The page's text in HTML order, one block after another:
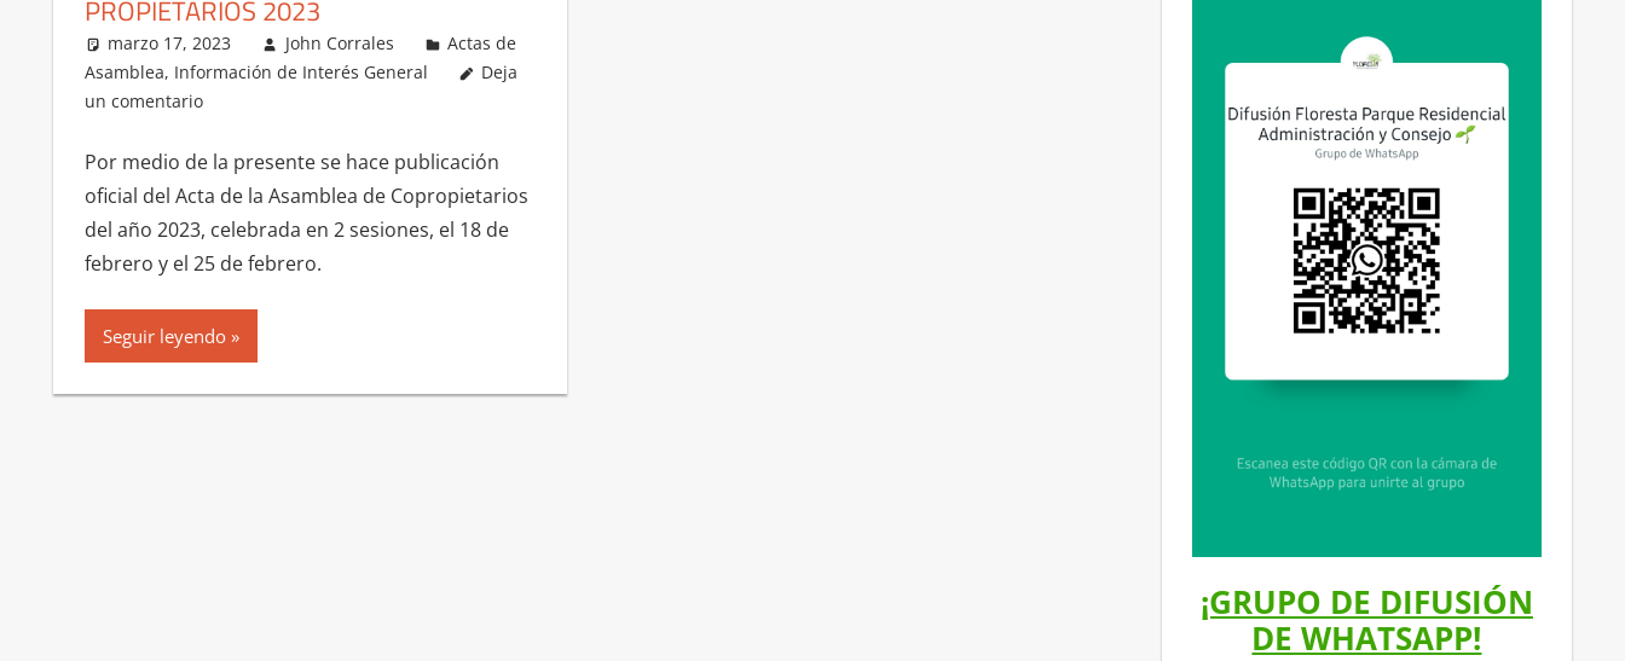
PROPIETARIOS 2023
marzo 17, 2023 John Corrales
Actas de
Asamblea, Información de Interés General
Deja
un comentario
Por medio de la presente se hace publicación
oficial del Acta de la Asamblea de Copropietarios
del año 2023, celebrada en 2 sesiones, el 18 de
febrero y el 25 de febrero.
Seguir leyendo
¡GRUPO DE DIFUSIÓN
DE WHATSAPP!